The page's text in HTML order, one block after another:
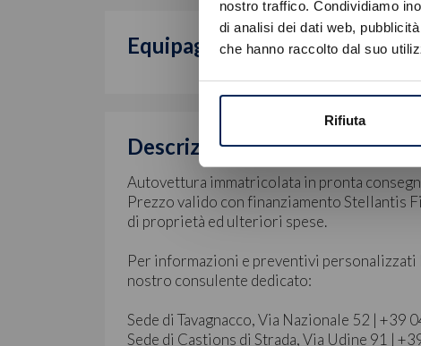
nostro traffico. Condividiamo
di analisi dei dati web,
che hanno raccolto dal suo
Rifiuta
Equipaggiamento di serie
Descrizione
Autovettura immatricolata in pronta
Prezzo valido con finanziamento Stellantis
di proprietà ed ulteriori spese.
Per informazioni e preventivi personalizzati
nostro consulente dedicato:
Sede di Tavagnacco, Via Nazionale 52 | +39
Sede di Castions di Strada, Via Udine 91 |